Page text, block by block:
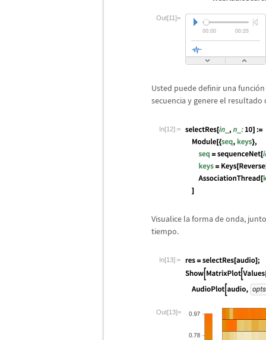
Out[11]=
Usted puede definir una funció
secuencia y genere el
In[12]:=
Visualice la forma de onda,
tiempo.
In[13]:=
Out[13]=